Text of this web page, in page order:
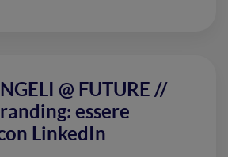
@ FUTURE //
essere
LinkedIn